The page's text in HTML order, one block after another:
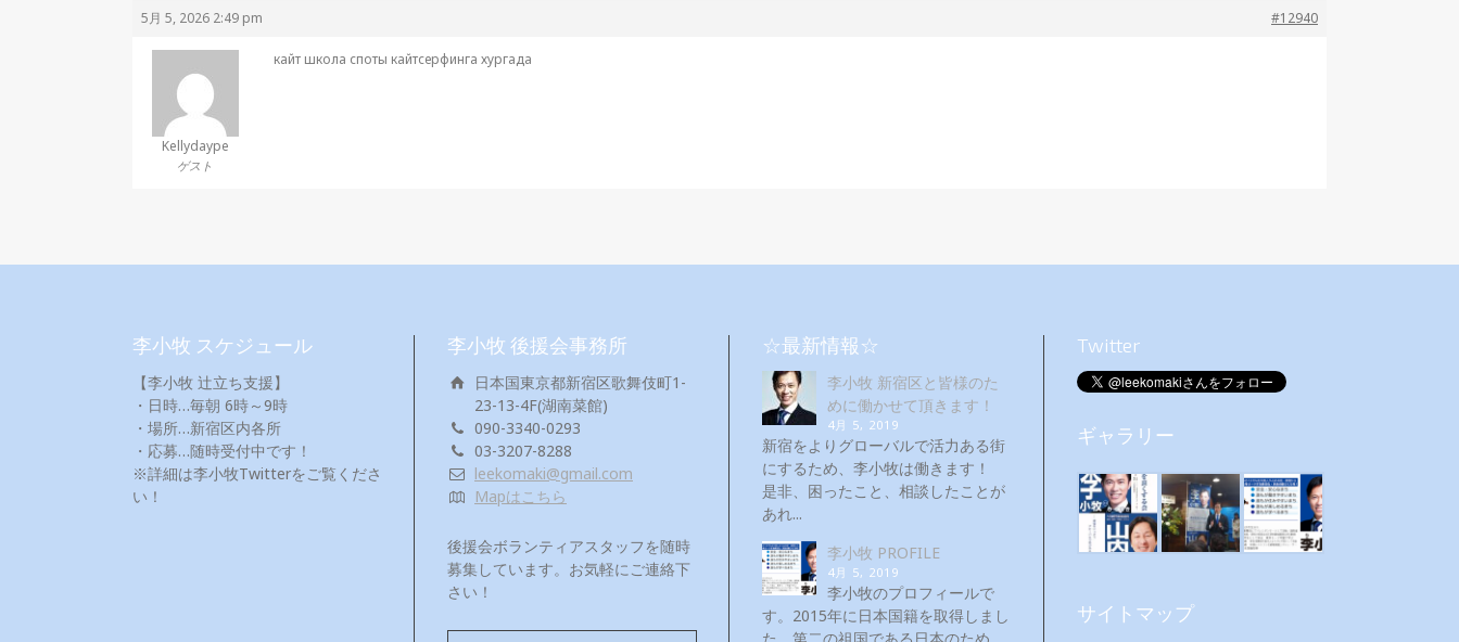
5月 5, 2026 2:49 pm #12940
Kellydaype
ゲスト
кайт школа споты кайтсерфинга хургада
李小牧 スケジュール
【李小牧 辻立ち支援】
・日時…毎朝 6時～9時
・場所…新宿区内各所
・応募…随時受付中です！
※詳細は李小牧Twitterをご覧くださ
い！
李小牧 後援会事務所
日本国東京都新宿区歌舞伎町1-
23-13-4F(湖南菜館)
090-3340-0293
03-3207-8288
leekomaki@gmail.com
Mapはこちら
後援会ボランティアスタッフを随時
募集しています。お気軽にご連絡下
さい！
☆最新情報☆
李小牧 新宿区と皆様のた
めに働かせて頂きます！
4月 5, 2019
新宿をよりグローバルで活力ある街
にするため、李小牧は働きます！
是非、困ったこと、相談したことが
あれ...
李小牧 PROFILE
4月 5, 2019
李小牧のプロフィールで
す。2015年に日本国籍を取得しまし
Twitter
ギャラリー
サイトマップ